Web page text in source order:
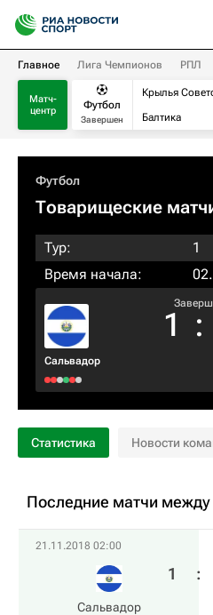
Главное Лига Чемпионов РПЛ
Матч-
центр
Футбол
Завершен
Крылья
Балтика
Футбол
Товарищеские
Тур:
1
Время начала:
Сальвадор
1 :
Статистика Новости
Последние матчи между
21.11.2018 02:00
Сальвадор
1 :